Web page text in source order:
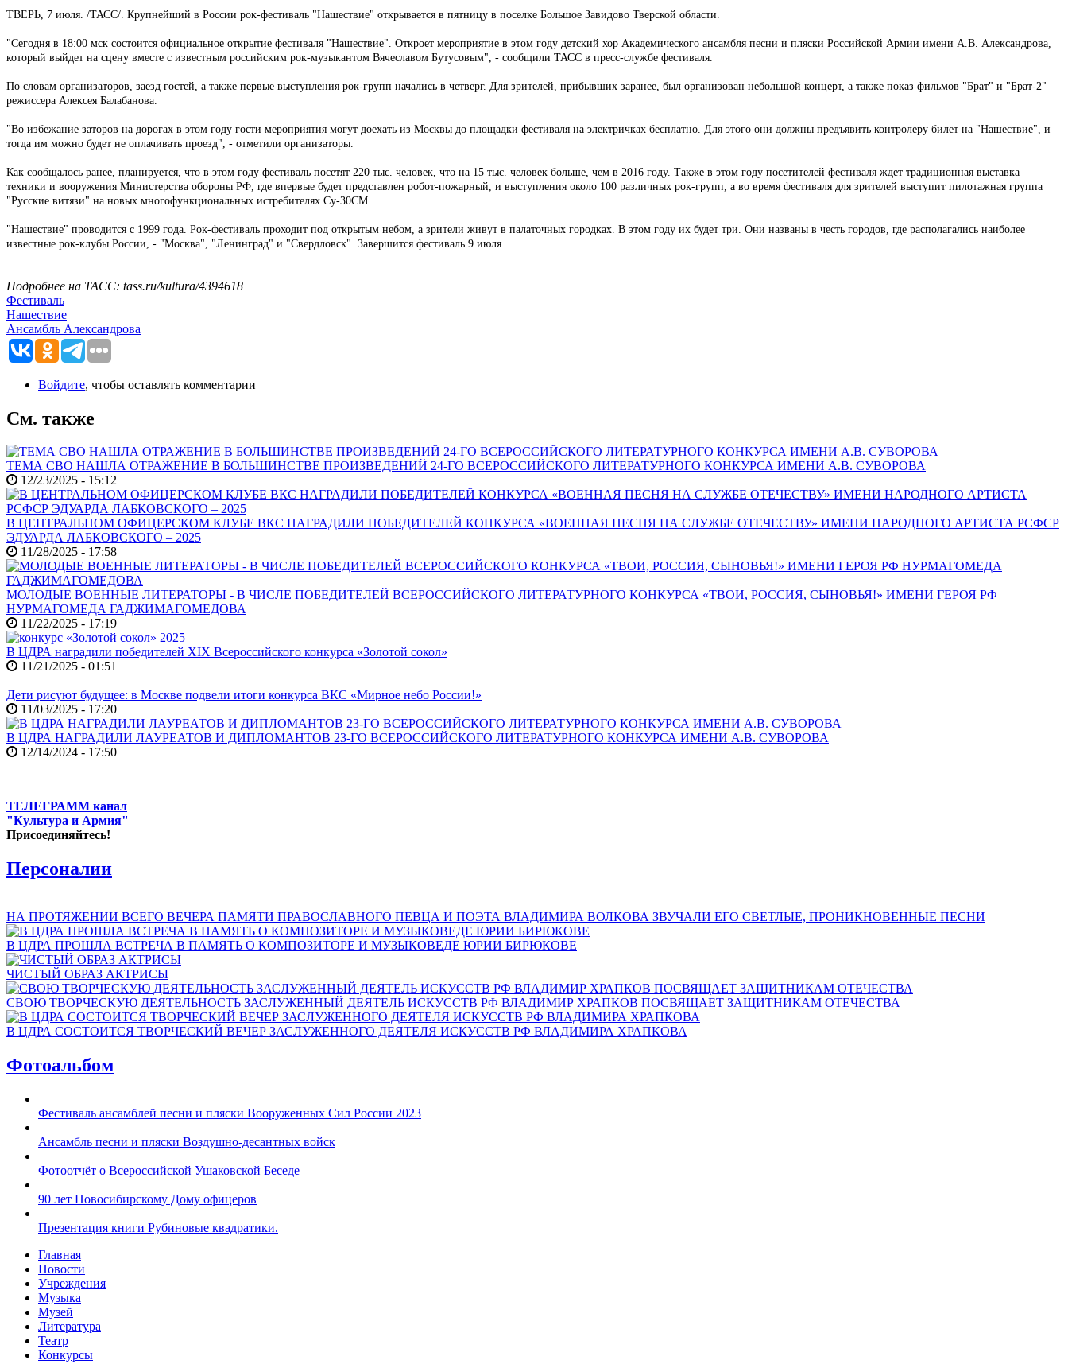
ТВЕРЬ, 7 июля. /ТАСС/. Крупнейший в России рок-фестиваль "Нашествие" открывается в пятницу в поселке Большое Завидово Тверской области.
"Сегодня в 18:00 мск состоится официальное открытие фестиваля "Нашествие". Откроет мероприятие в этом году детский хор Академического ансамбля песни и пляски Российской Армии имени А.В. Александрова,
который выйдет на сцену вместе с известным российским рок-музыкантом Вячеславом Бутусовым", - сообщили ТАСС в пресс-службе фестиваля.
По словам организаторов, заезд гостей, а также первые выступления рок-групп начались в четверг. Для зрителей, прибывших заранее, был организован небольшой концерт, а также показ фильмов "Брат" и "Брат-2"
режиссера Алексея Балабанова.
"Во избежание заторов на дорогах в этом году гости мероприятия могут доехать из Москвы до площадки фестиваля на электричках бесплатно. Для этого они должны предъявить контролеру билет на "Нашествие", и
тогда им можно будет не оплачивать проезд", - отметили организаторы.
Как сообщалось ранее, планируется, что в этом году фестиваль посетят 220 тыс. человек, что на 15 тыс. человек больше, чем в 2016 году. Также в этом году посетителей фестиваля ждет традиционная выставка
техники и вооружения Министерства обороны РФ, где впервые будет представлен робот-пожарный, и выступления около 100 различных рок-групп, а во время фестиваля для зрителей выступит пилотажная группа
"Русские витязи" на новых многофункциональных истребителях Су-30СМ.
"Нашествие" проводится с 1999 года. Рок-фестиваль проходит под открытым небом, а зрители живут в палаточных городках. В этом году их будет три. Они названы в честь городов, где располагались наиболее
известные рок-клубы России, - "Москва", "Ленинград" и "Свердловск". Завершится фестиваль 9 июля.
Подробнее на ТАСС: tass.ru/kultura/4394618
Фестиваль
Нашествие
Ансамбль Александрова
Войдите, чтобы оставлять комментарии
См. также
ТЕМА СВО НАШЛА ОТРАЖЕНИЕ В БОЛЬШИНСТВЕ ПРОИЗВЕДЕНИЙ 24-ГО ВСЕРОССИЙСКОГО ЛИТЕРАТУРНОГО КОНКУРСА ИМЕНИ А.В. СУВОРОВА
12/23/2025 - 15:12
В ЦЕНТРАЛЬНОМ ОФИЦЕРСКОМ КЛУБЕ ВКС НАГРАДИЛИ ПОБЕДИТЕЛЕЙ КОНКУРСА «ВОЕННАЯ ПЕСНЯ НА СЛУЖБЕ ОТЕЧЕСТВУ» ИМЕНИ НАРОДНОГО АРТИСТА РСФСР
ЭДУАРДА ЛАБКОВСКОГО – 2025
11/28/2025 - 17:58
МОЛОДЫЕ ВОЕННЫЕ ЛИТЕРАТОРЫ - В ЧИСЛЕ ПОБЕДИТЕЛЕЙ ВСЕРОССИЙСКОГО ЛИТЕРАТУРНОГО КОНКУРСА «ТВОИ, РОССИЯ, СЫНОВЬЯ!» ИМЕНИ ГЕРОЯ РФ
НУРМАГОМЕДА ГАДЖИМАГОМЕДОВА
11/22/2025 - 17:19
В ЦДРА наградили победителей XIX Всероссийского конкурса «Золотой сокол»
11/21/2025 - 01:51
Дети рисуют будущее: в Москве подвели итоги конкурса ВКС «Мирное небо России!»
11/03/2025 - 17:20
В ЦДРА НАГРАДИЛИ ЛАУРЕАТОВ И ДИПЛОМАНТОВ 23-ГО ВСЕРОССИЙСКОГО ЛИТЕРАТУРНОГО КОНКУРСА ИМЕНИ А.В. СУВОРОВА
12/14/2024 - 17:50
ТЕЛЕГРАММ канал
"Культура и Армия"
Присоединяйтесь!
Персоналии
НА ПРОТЯЖЕНИИ ВСЕГО ВЕЧЕРА ПАМЯТИ ПРАВОСЛАВНОГО ПЕВЦА И ПОЭТА ВЛАДИМИРА ВОЛКОВА ЗВУЧАЛИ ЕГО СВЕТЛЫЕ, ПРОНИКНОВЕННЫЕ ПЕСНИ
В ЦДРА ПРОШЛА ВСТРЕЧА В ПАМЯТЬ О КОМПОЗИТОРЕ И МУЗЫКОВЕДЕ ЮРИИ БИРЮКОВЕ
ЧИСТЫЙ ОБРАЗ АКТРИСЫ
СВОЮ ТВОРЧЕСКУЮ ДЕЯТЕЛЬНОСТЬ ЗАСЛУЖЕННЫЙ ДЕЯТЕЛЬ ИСКУССТВ РФ ВЛАДИМИР ХРАПКОВ ПОСВЯЩАЕТ ЗАЩИТНИКАМ ОТЕЧЕСТВА
В ЦДРА СОСТОИТСЯ ТВОРЧЕСКИЙ ВЕЧЕР ЗАСЛУЖЕННОГО ДЕЯТЕЛЯ ИСКУССТВ РФ ВЛАДИМИРА ХРАПКОВА
Фотоальбом
Фестиваль ансамблей песни и пляски Вооруженных Сил России 2023
Ансамбль песни и пляски Воздушно-десантных войск
Фотоотчёт о Всероссийской Ушаковской Беседе
90 лет Новосибирскому Дому офицеров
Презентация книги Рубиновые квадратики.
Главная
Новости
Учреждения
Музыка
Музей
Литература
Театр
Конкурсы